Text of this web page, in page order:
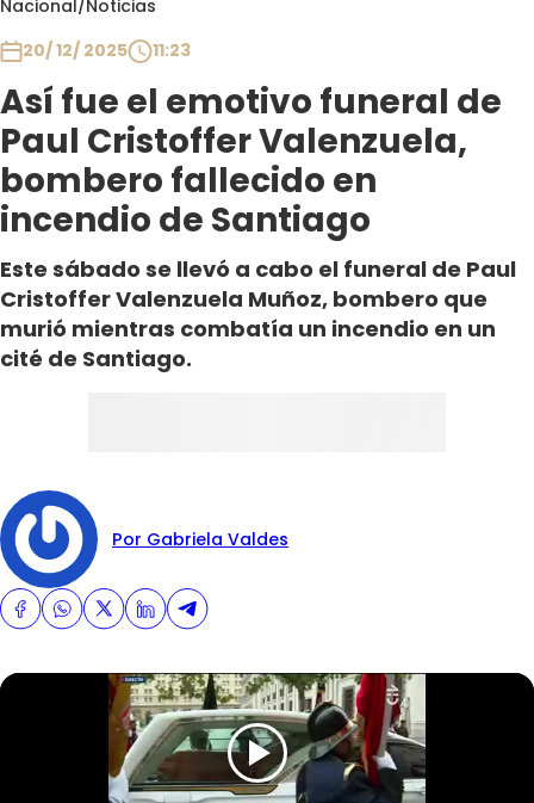
Nacional/Noticias
20/ 12/ 2025
11:23
Así fue el emotivo funeral de
Paul Cristoffer Valenzuela,
bombero fallecido en
incendio de Santiago
Este sábado se llevó a cabo el funeral de Paul
Cristoffer Valenzuela Muñoz, bombero que
murió mientras combatía un incendio en un
cité de Santiago.
Por Gabriela Valdes
Club De La Comedia
Contigo en Directo
Plan Perfecto
El Tiempo
Sabingo
Todos Los Programas